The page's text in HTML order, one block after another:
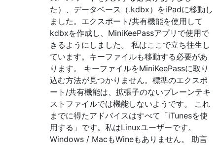
た）、データベース（.kdbx）をiPadに移動し
ました。エクスポート/共有機能を使用して
kdbxを作成し、MiniKeePassアプリで使用で
きるようにしました。 私はここで立ち往生し
ています。キーファイルも移動する必要があ
ります。 キーファイルをMiniKeePassに取り
込む方法が見つかりません。標準のエクスポ
ート/共有機能は、拡張子のないプレーンテキ
ストファイルでは機能しないようです。 これ
までに得たアドバイスはすべて「iTunesを使
用する」です。私はLinuxユーザーです。
Windows / MacもWineもありません。 助言